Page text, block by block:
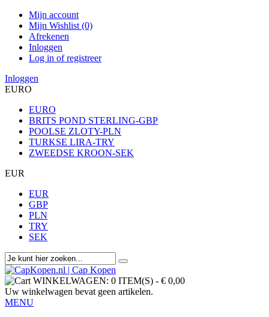
Mijn account
Mijn Wishlist (0)
Afrekenen
Inloggen
Log in of registreer
Inloggen
EURO
EURO
BRITS POND STERLING-GBP
POOLSE ZLOTY-PLN
TURKSE LIRA-TRY
ZWEEDSE KROON-SEK
EUR
EUR
GBP
PLN
TRY
SEK
WINKELWAGEN: 0 ITEM(S) - € 0,00
Uw winkelwagen bevat geen artikelen.
MENU